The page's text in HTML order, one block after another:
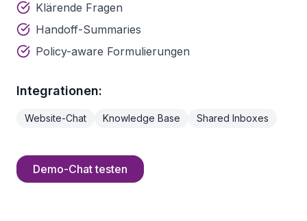
Klärende Fragen
Handoff-Summaries
Policy-aware Formulierungen
Integrationen:
Website-Chat Knowledge Base Shared Inboxes
Demo-Chat testen